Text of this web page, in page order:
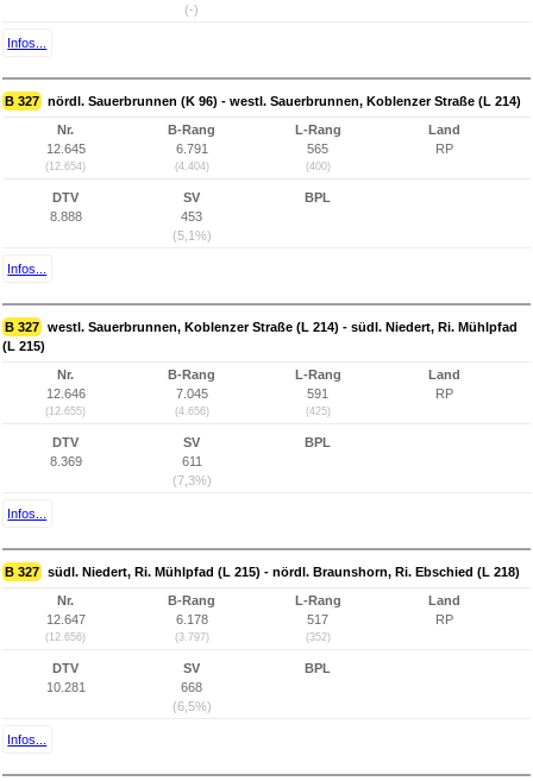
(-)
Infos...
B 327 nördl. Sauerbrunnen (K 96) - westl. Sauerbrunnen, Koblenzer Straße (L 214)
Nr.
12.645
(12.654)
B-Rang
6.791
(4.404)
L-Rang
565
(400)
Land
RP
DTV
8.888
SV
453
(5,1%)
BPL
Infos...
B 327 westl. Sauerbrunnen, Koblenzer Straße (L 214) - südl. Niedert, Ri. Mühlpfad
(L 215)
Nr.
12.646
(12.655)
B-Rang
7.045
(4.656)
L-Rang
591
(425)
Land
RP
DTV
8.369
SV
611
(7,3%)
BPL
Infos...
B 327 südl. Niedert, Ri. Mühlpfad (L 215) - nördl. Braunshorn, Ri. Ebschied (L 218)
Nr.
12.647
(12.656)
B-Rang
6.178
(3.797)
L-Rang
517
(352)
Land
RP
DTV
10.281
SV
668
(6,5%)
BPL
Infos...